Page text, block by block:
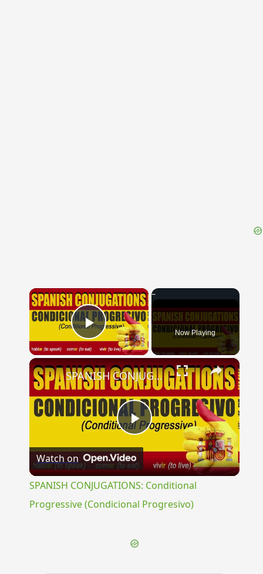
×
Play Video Now Playing
×
Play
Video
SPANISH CONJUGATIONS: Conditional Progressive (Condicional Progresivo)
Watch on
SPANISH CONJUGATIONS: Conditional
Progressive (Condicional Progresivo)